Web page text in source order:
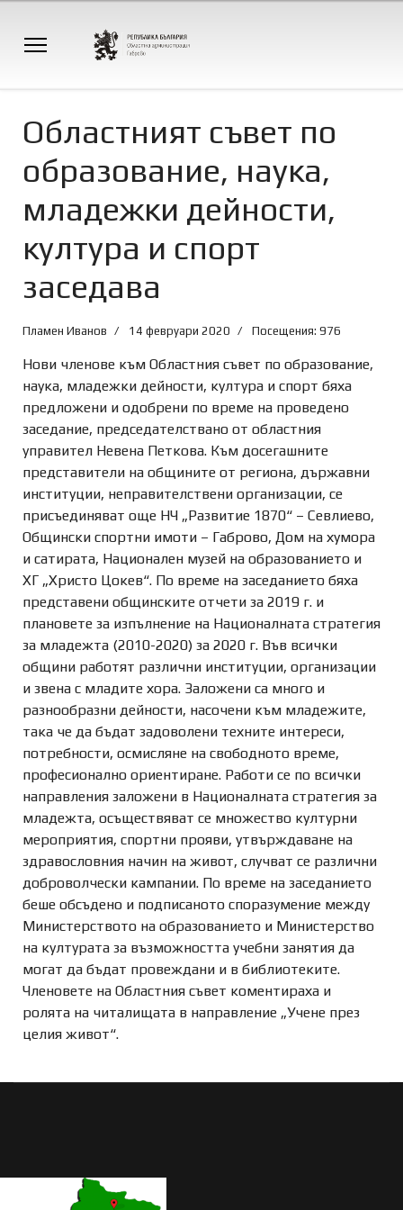
Областният съвет по
образование, наука,
младежки дейности,
култура и спорт
заседава
Пламен Иванов 14 февруари 2020 Посещения: 976
Нови членове към Областния съвет по образование,
наука, младежки дейности, култура и спорт бяха
предложени и одобрени по време на проведено
заседание, председателствано от областния
управител Невена Петкова. Към досегашните
представители на общините от региона, държавни
институции, неправителствени организации, се
присъединяват още НЧ „Развитие 1870“ – Севлиево,
Общински спортни имоти – Габрово, Дом на хумора
и сатирата, Национален музей на образованието и
ХГ „Христо Цокев“. По време на заседанието бяха
представени общинските отчети за 2019 г. и
плановете за изпълнение на Националната стратегия
за младежта (2010-2020) за 2020 г. Във всички
общини работят различни институции, организации
и звена с младите хора. Заложени са много и
разнообразни дейности, насочени към младежите,
така че да бъдат задоволени техните интереси,
потребности, осмисляне на свободното време,
професионално ориентиране. Работи се по всички
направления заложени в Националната стратегия за
младежта, осъществяват се множество културни
мероприятия, спортни прояви, утвърждаване на
здравословния начин на живот, случват се различни
доброволчески кампании. По време на заседанието
беше обсъдено и подписаното споразумение между
Министерството на образованието и Министерство
на културата за възможността учебни занятия да
могат да бъдат провеждани и в библиотеките.
Членовете на Областния съвет коментираха и
ролята на читалищата в направление „Учене през
целия живот“.